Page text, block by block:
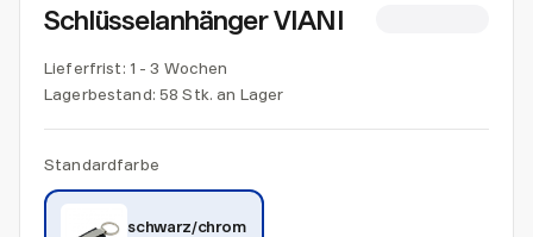
Schlüsselanhänger VIANI
Lieferfrist: 1 - 3 Wochen
Lagerbestand: 58 Stk. an Lager
Standardfarbe
schwarz/chrom